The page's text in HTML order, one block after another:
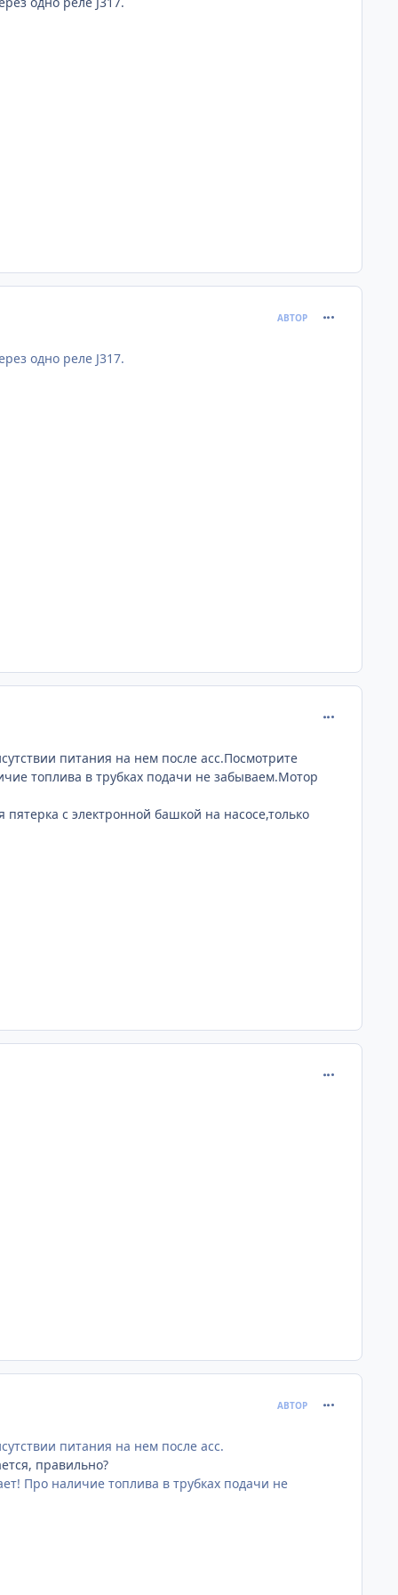
АВТОР
одно реле J317.
питания на нем после асс.Посмотрите
топлива в трубках подачи не забываем.Мотор
с электронной башкой на насосе,только
АВТОР
питания на нем после асс.
правильно?
Про наличие топлива в трубках подачи не